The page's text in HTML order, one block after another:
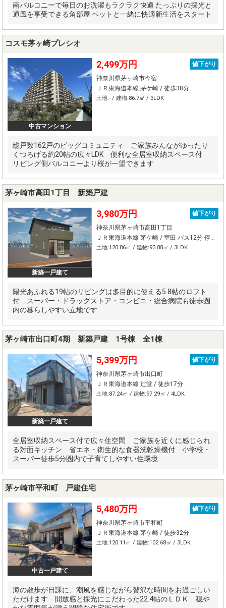
南バルコニーで毎日のお洗濯もラクラク快適 たっぷりの採光と
通風を享受できる角部屋 ペットと一緒に快適新生活をスタート
コスモ茅ヶ崎プレシオ
中古マンション
2,499万円
値下がり
神奈川県茅ヶ崎市今宿
ＪＲ東海道本線 茅ケ崎 / 徒歩38分
土地:- / 建物:86.7㎡ / 3LDK
総戸数162戸のビッグコミュニティ ご家族みんながゆったり
くつろげる約20帖の広々LDK 便利な全居室収納スペース付
リビング側バルコニーより桜が一望できます
茅ヶ崎市高田1丁目 新築戸建
新築一戸建て
3,980万円
値下がり
神奈川県茅ヶ崎市高田1丁目
ＪＲ東海道本線 茅ケ崎 / 室田 バス12分 停歩3分
土地:120.86㎡ / 建物:93.88㎡ / 3LDK
陽光あふれる19帖のリビングは多目的に使える5.8帖のロフト
付 スーパー・ドラッグストア・コンビニ・総合病院も徒歩圏
内の暮らしやすい立地です
茅ヶ崎市出口町4期 新築戸建 1号棟 全1棟
新築一戸建て
5,399万円
値下がり
神奈川県茅ヶ崎市出口町
ＪＲ東海道本線 辻堂 / 徒歩17分
土地:87.24㎡ / 建物:97.29㎡ / 4LDK
全居室収納スペース付で広々住空間 ご家族を近くに感じられ
る対面キッチン 省エネ・衛生的な食器洗乾燥機付 小学校・
スーパー徒歩5分圏内で子育てしやすい住環境
茅ヶ崎市平和町 戸建住宅
中古一戸建て
5,480万円
値下がり
神奈川県茅ヶ崎市平和町
ＪＲ東海道本線 茅ケ崎 / 徒歩32分
土地:120.11㎡ / 建物:102.68㎡ / 3LDK
海の散歩が日課に、潮風を感じながら贅沢な時間をお過ごしい
ただけます 開放感と採光にこだわった22.4帖のＬＤＫ 穏や